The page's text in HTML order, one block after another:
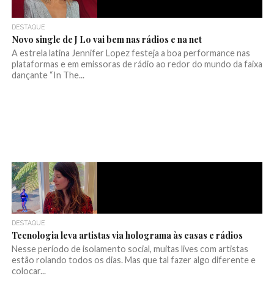
DESTAQUE
Novo single de J Lo vai bem nas rádios e na net
A estrela latina Jennifer Lopez festeja a boa performance nas
plataformas e em emissoras de rádio ao redor do mundo da faixa
dançante “In The...
DESTAQUE
Tecnologia leva artistas via holograma às casas e rádios
Nesse período de isolamento social, muitas lives com artistas
estão rolando todos os dias. Mas que tal fazer algo diferente e
colocar...